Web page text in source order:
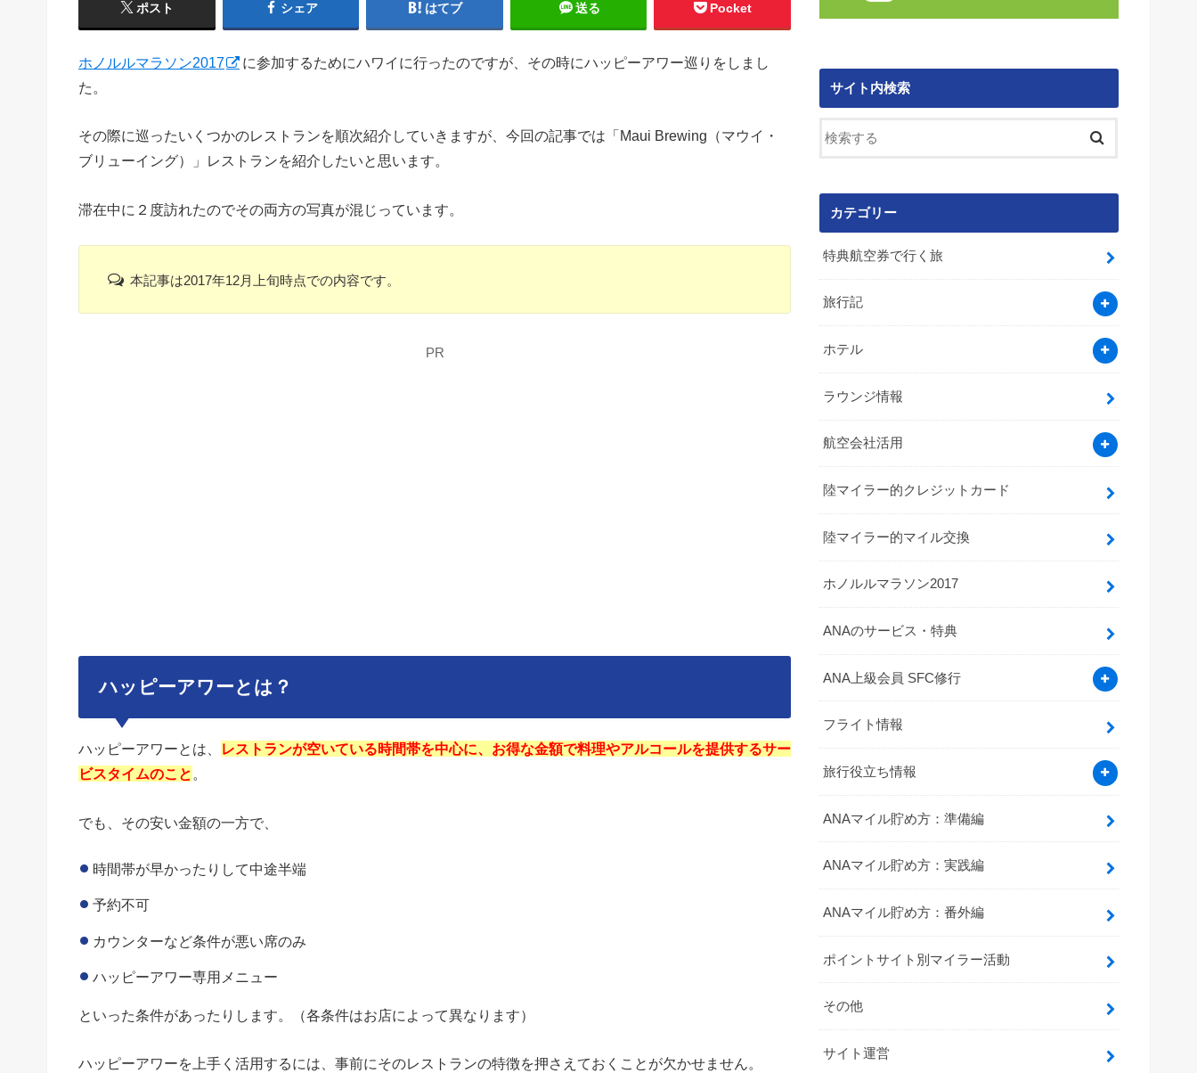
ポスト シェア はてブ 送る Pocket
ホノルルマラソン2017
に参加するためにハワイに行ったのですが、その時にハッピーアワー巡りをしまし
た。
その際に巡ったいくつかのレストランを順次紹介していきますが、今回の記事では「Maui Brewing（マウイ・
ブリューイング）」レストランを紹介したいと思います。
滞在中に２度訪れたのでその両方の写真が混じっています。
本記事は2017年12月上旬時点での内容です。
PR
ハッピーアワーとは？
ハッピーアワーとは、
レストランが空いている時間帯を中心に、お得な金額で料理やアルコールを提供するサー
ビスタイムのこと 。
でも、その安い金額の一方で、
時間帯が早かったりして中途半端
予約不可
カウンターなど条件が悪い席のみ
ハッピーアワー専用メニュー
といった条件があったりします。（各条件はお店によって異なります）
ハッピーアワーを上手く活用するには、事前にそのレストランの特徴を押さえておくことが欠かせません。
サイト内検索
カテゴリー
特典航空券で行く旅
旅行記
ホテル
ラウンジ情報
航空会社活用
陸マイラー的クレジットカード
陸マイラー的マイル交換
ホノルルマラソン2017
ANAのサービス・特典
ANA上級会員 SFC修行
フライト情報
旅行役立ち情報
ANAマイル貯め方：準備編
ANAマイル貯め方：実践編
ANAマイル貯め方：番外編
ポイントサイト別マイラー活動
その他
サイト運営